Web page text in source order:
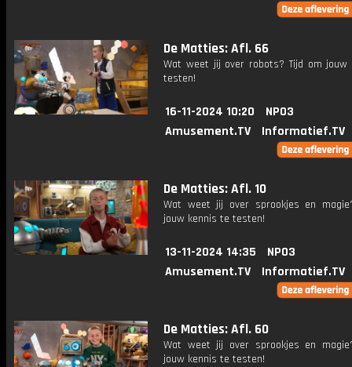
De Matties: Afl. 66
Wat weet jij over robots? Tijd om jouw
testen!
16-11-2024 10:20
NPO3
Amusement.TV
Informatief.TV
De Matties: Afl. 10
Wat weet jij over sprookjes en
jouw kennis te testen!
13-11-2024 14:35
NPO3
Amusement.TV
Informatief.TV
De Matties: Afl. 60
Wat weet jij over sprookjes en
jouw kennis te testen!